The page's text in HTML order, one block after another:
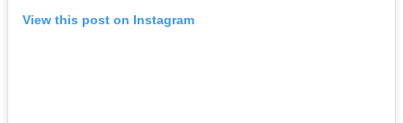
View this post on Instagram